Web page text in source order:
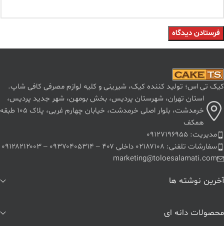
کیک تی اس؛ تولید کننده کیک، شیرینی و کلیه لوازم مصرفی کافی شاپ.
استان تهران، شهرستان پردیس، بخش بومهن، شهر جدید پردیس،
خرمدشت، بلوار اصلی خرمدشت، خیابان چهارم غربی، پلاک ۱۰۵ طبقه
همکف
مدیریت: ۰۹۱۲۷۱۹۶۹۵۵
سفارشات تلفنی: ۰۲۱۸۷۱۰۸ داخلی ۴۰۷ – ۰۹۳۷۰۴۰۵۳۱۴ – ۰۹۱۲۸۲۱۲۰۰۳
marketing@toloesalamati.com
آخرین نوشته ها
محصولات دانه ای